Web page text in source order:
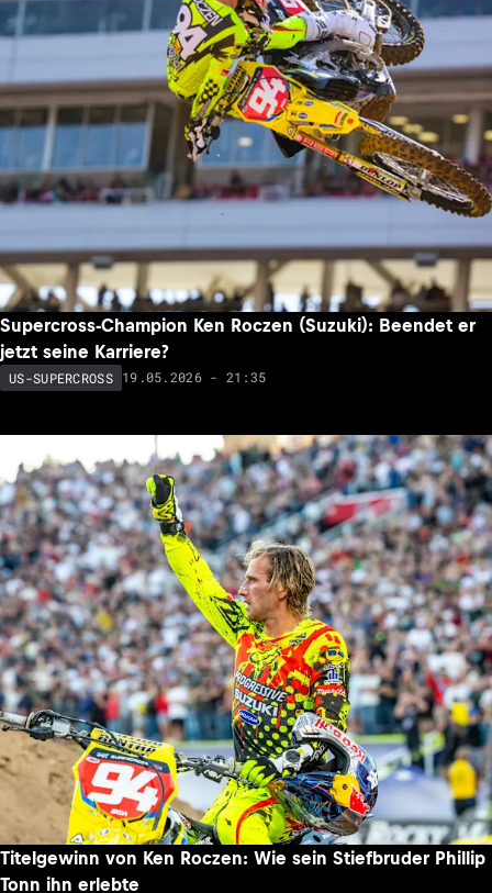
Supercross-Champion Ken Roczen (Suzuki): Beendet er
jetzt seine Karriere?
US-SUPERCROSS 19.05.2026 - 21:35
Titelgewinn von Ken Roczen: Wie sein Stiefbruder Phillip
Tonn ihn erlebte